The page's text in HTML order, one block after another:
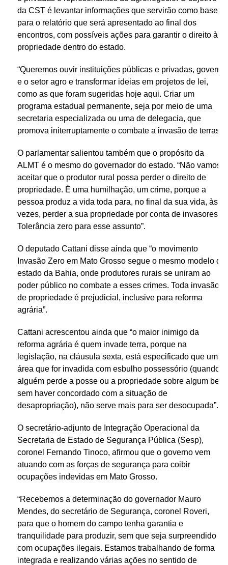
da CST é levantar informações que servirão como base
para o relatório que será apresentado ao final dos
encontros, com possíveis ações para garantir o direito à
propriedade dentro do estado.
“Queremos ouvir instituições públicas e privadas, governo
e o setor agro e transformar ideias em projetos de lei,
como as que foram sugeridas hoje aqui. Criar um
programa estadual permanente, seja por meio de uma
secretaria especializada ou uma de delegacia, que
promova initerruptamente o combate a invasão de terras”.
O parlamentar salientou também que o propósito da
ALMT é o mesmo do governador do estado. “Não vamos
aceitar que o produtor rural possa perder o direito de
propriedade. É uma humilhação, um crime, porque a
pessoa produz a vida toda para, no final da sua vida, às
vezes, perder a sua propriedade por conta de invasores.
Tolerância zero para esse assunto”.
O deputado Cattani disse ainda que “o movimento
Invasão Zero em Mato Grosso segue o mesmo modelo do
estado da Bahia, onde produtores rurais se uniram ao
poder público no combate a esses crimes. Toda invasão
de propriedade é prejudicial, inclusive para reforma
agrária”.
Cattani acrescentou ainda que “o maior inimigo da
reforma agrária é quem invade terra, porque na
legislação, na cláusula sexta, está especificado que uma
área que for invadida com esbulho possessório (quando
alguém perde a posse ou a propriedade sobre algum bem
sem haver concordado com a situação de
desapropriação), não serve mais para ser desocupada”.
O secretário-adjunto de Integração Operacional da
Secretaria de Estado de Segurança Pública (Sesp),
coronel Fernando Tinoco, afirmou que o governo vem
atuando com as forças de segurança para coibir
ocupações indevidas em Mato Grosso.
“Recebemos a determinação do governador Mauro
Mendes, do secretário de Segurança, coronel Roveri,
para que o homem do campo tenha garantia e
tranquilidade para produzir, sem que seja surpreendido
com ocupações ilegais. Estamos trabalhando de forma
integrada e realizando várias ações no sentido de